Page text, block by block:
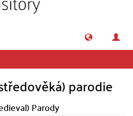
parodie
Parody